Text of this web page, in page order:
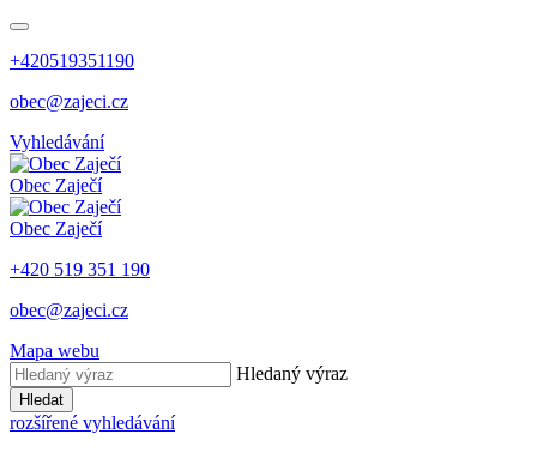
+420519351190
obec@zajeci.cz
Vyhledávání
Obec Zaječí
Obec Zaječí
+420 519 351 190
obec@zajeci.cz
Mapa webu
Hledaný výraz
Hledat
rozšířené vyhledávání